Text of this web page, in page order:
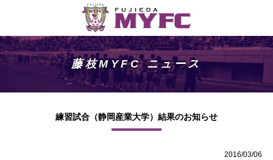
藤枝MYFC ニュース
練習試合（静岡産業大学）結果のお知らせ
2016/03/06